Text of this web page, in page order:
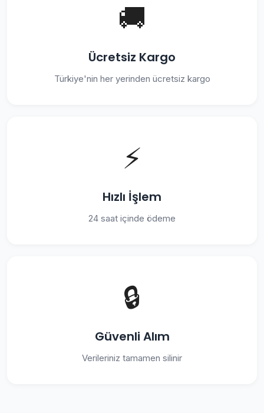
🚚
Ücretsiz Kargo
Türkiye'nin her yerinden ücretsiz kargo
⚡
Hızlı İşlem
24 saat içinde ödeme
🔒
Güvenli Alım
Verileriniz tamamen silinir